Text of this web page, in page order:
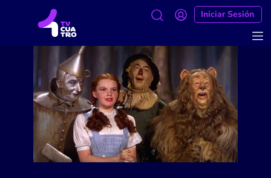
Iniciar Sesión